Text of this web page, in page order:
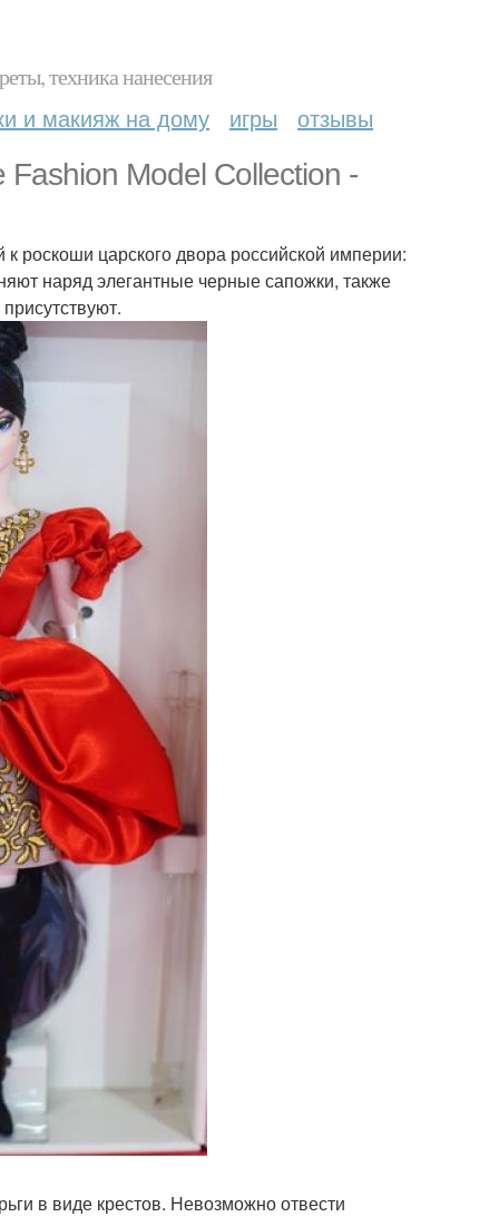
техника нанесения
и макияж на дому игры отзывы
Model Collection -
роскоши царского двора российской империи:
наряд элегантные черные сапожки, также
в виде крестов. Невозможно отвести